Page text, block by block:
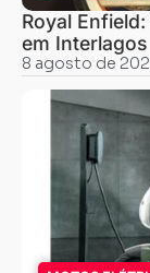
Royal
em Interlagos
8 agosto de